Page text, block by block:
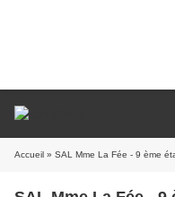
Accueil » SAL Mme La Fée - 9 ème